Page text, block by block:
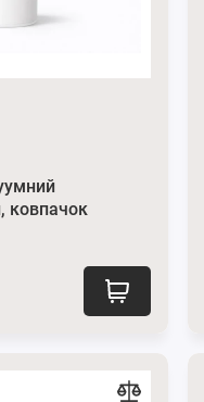
ковпачок